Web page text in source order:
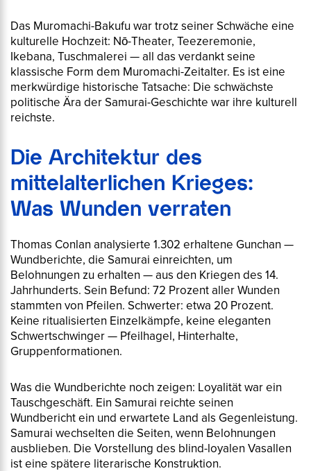
Das Muromachi-Bakufu war trotz seiner Schwäche eine
kulturelle Hochzeit: Nō-Theater, Teezeremonie,
Ikebana, Tuschmalerei — all das verdankt seine
klassische Form dem Muromachi-Zeitalter. Es ist eine
merkwürdige historische Tatsache: Die schwächste
politische Ära der Samurai-Geschichte war ihre kulturell
reichste.
Die Architektur des
mittelalterlichen Krieges:
Was Wunden verraten
Thomas Conlan analysierte 1.302 erhaltene Gunchan —
Wundberichte, die Samurai einreichten, um
Belohnungen zu erhalten — aus den Kriegen des 14.
Jahrhunderts. Sein Befund: 72 Prozent aller Wunden
stammten von Pfeilen. Schwerter: etwa 20 Prozent.
Keine ritualisierten Einzelkämpfe, keine eleganten
Schwertschwinger — Pfeilhagel, Hinterhalte,
Gruppenformationen.
Was die Wundberichte noch zeigen: Loyalität war ein
Tauschgeschäft. Ein Samurai reichte seinen
Wundbericht ein und erwartete Land als Gegenleistung.
Samurai wechselten die Seiten, wenn Belohnungen
ausblieben. Die Vorstellung des blind-loyalen Vasallen
ist eine spätere literarische Konstruktion.